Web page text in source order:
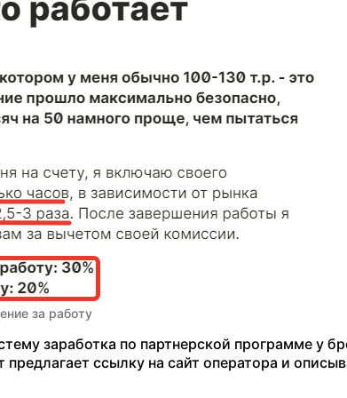
за работу
заработка по партнерской программе у
ссылку на сайт оператора и